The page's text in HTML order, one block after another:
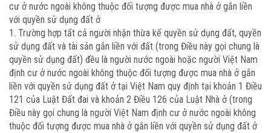
cư ở nước ngoài không thuộc đối tượng được mua nhà ở gắn liền
với quyền sử dụng đất ở
1. Trường hợp tất cả người nhận thừa kế quyền sử dụng đất, quyền
sử dụng đất và tài sản gắn liền với đất (trong Điều này gọi chung là
quyền sử dụng đất) đều là người nước ngoài hoặc người Việt Nam
định cư ở nước ngoài không thuộc đối tượng được mua nhà ở gắn
liền với quyền sử dụng đất ở tại Việt Nam quy định tại khoản 1 Điều
121 của Luật Đất đai và khoản 2 Điều 126 của Luật Nhà ở (trong
Điều này gọi chung là người Việt Nam định cư ở nước ngoài không
thuộc đối tượng được mua nhà ở gắn liền với quyền sử dụng đất ở